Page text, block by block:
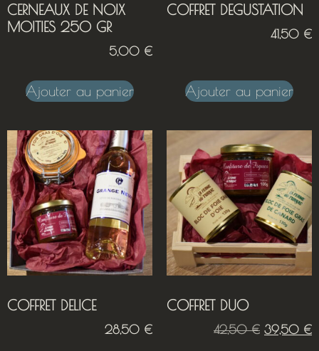
CERNEAUX DE NOIX
MOITIES 250 GR
5,00 €
Ajouter au panier
COFFRET DEGUSTATION
41,50 €
Ajouter au panier
COFFRET DELICE
28,50 €
COFFRET DUO
42,50€ 39,50 €